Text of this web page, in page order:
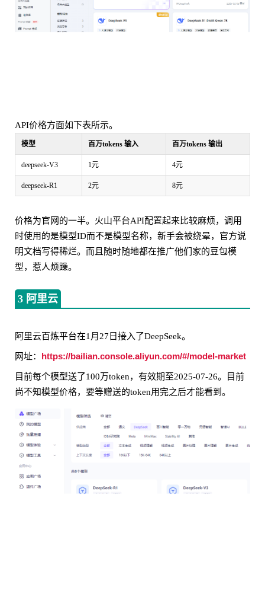
API价格方面如下表所示。
模型 百万tokens 输入 百万tokens 输出
deepseek-V3 1元 4元
deepseek-R1 2元 8元
价格为官网的一半。火山平台API配置起来比较麻烦，调用
时使用的是模型ID而不是模型名称，新手会被绕晕，官方说
明文档写得稀烂。而且随时随地都在推广他们家的豆包模
型，惹人烦躁。
3 阿里云
阿里云百炼平台在1月27日接入了DeepSeek。
网址： https://bailian.console.aliyun.com/#/model-market
目前每个模型送了100万token，有效期至2025-07-26。目前
尚不知模型价格，要等赠送的token用完之后才能看到。